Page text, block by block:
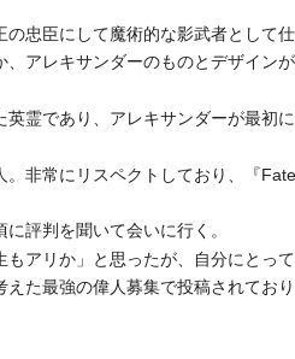
忠臣にして魔術的な影武者として
アレキサンダーのものとデザイン
霊であり、アレキサンダーが最初に
非常にリスペクトしており、『
評判を聞いて会いに行く。
アリか」と思ったが、自分にとっ
た最強の偉人募集で投稿されてお